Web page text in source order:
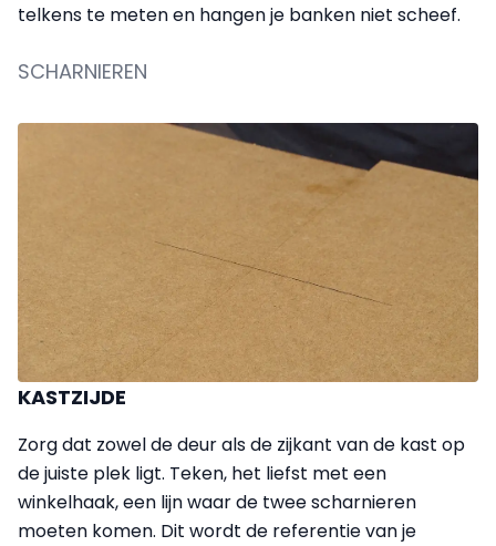
telkens te meten en hangen je banken niet scheef.
SCHARNIEREN
KASTZIJDE
Zorg dat zowel de deur als de zijkant van de kast op
de juiste plek ligt. Teken, het liefst met een
winkelhaak, een lijn waar de twee scharnieren
moeten komen. Dit wordt de referentie van je